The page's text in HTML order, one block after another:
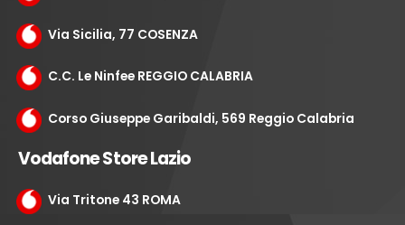
Via Sicilia, 77 COSENZA
C.C. Le Ninfee REGGIO CALABRIA
Corso Giuseppe Garibaldi, 569 Reggio Calabria
Vodafone Store Lazio
Via Tritone 43 ROMA